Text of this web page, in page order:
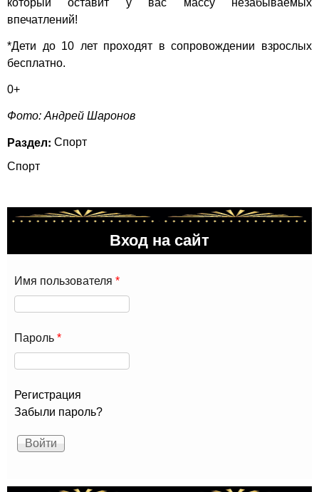
который оставит у вас массу незабываемых
впечатлений!
*Дети до 10 лет проходят в сопровождении взрослых
бесплатно.
0+
Фото: Андрей Шаронов
Раздел: Спорт
Спорт
Вход на сайт
Имя пользователя *
Пароль *
Регистрация
Забыли пароль?